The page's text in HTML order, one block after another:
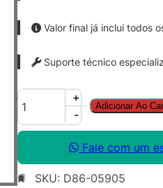
Valor final já inclui todos
Suporte técnico
V
s
o
S
+
-
Adicionar Ao
Fale com um
SKU: D86-05905